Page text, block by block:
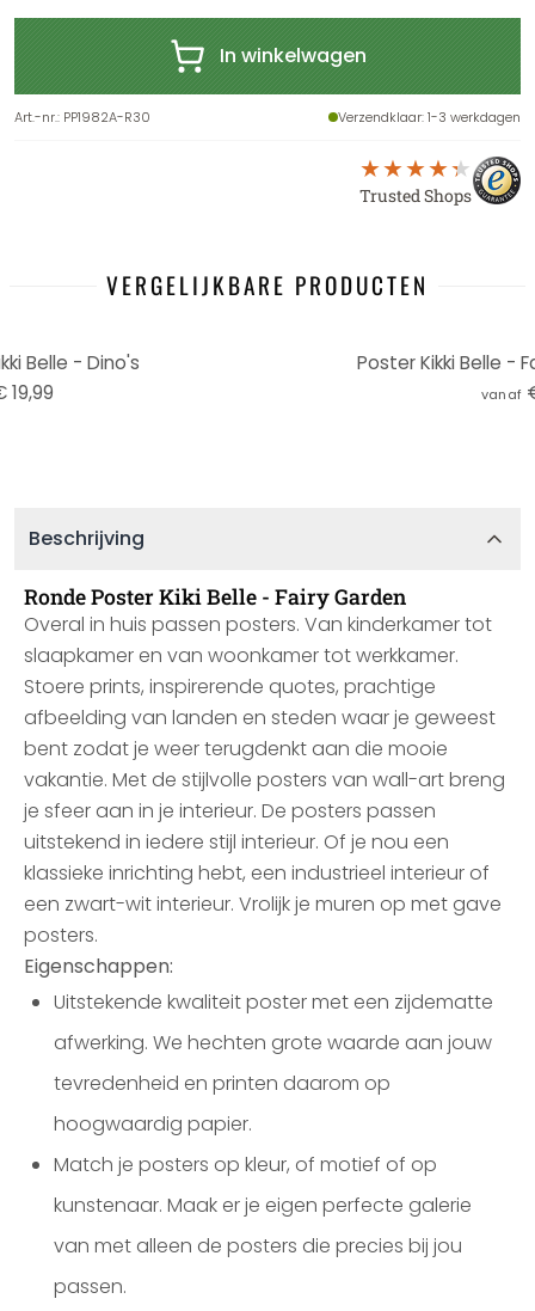
In winkelwagen
Art.-nr.: PP1982A-R30 Verzendklaar: 1-3 werkdagen
Trusted Shops
VERGELIJKBARE PRODUCTEN
Belle - Dino's
19,99
Poster Kikki Belle -
vanaf
Beschrijving
Ronde Poster Kiki Belle - Fairy Garden
Overal in huis passen posters. Van kinderkamer tot
slaapkamer en van woonkamer tot werkkamer.
Stoere prints, inspirerende quotes, prachtige
afbeelding van landen en steden waar je geweest
bent zodat je weer terugdenkt aan die mooie
vakantie. Met de stijlvolle posters van wall-art breng
je sfeer aan in je interieur. De posters passen
uitstekend in iedere stijl interieur. Of je nou een
klassieke inrichting hebt, een industrieel interieur of
een zwart-wit interieur. Vrolijk je muren op met gave
posters.
Eigenschappen:
Uitstekende kwaliteit poster met een zijdematte
afwerking. We hechten grote waarde aan jouw
tevredenheid en printen daarom op
hoogwaardig papier.
Match je posters op kleur, of motief of op
kunstenaar. Maak er je eigen perfecte galerie
van met alleen de posters die precies bij jou
passen.